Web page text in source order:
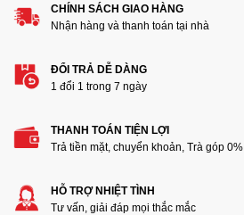
CHÍNH SÁCH GIAO HÀNG
Nhận hàng và thanh toán tại nhà
ĐỔI TRẢ DỄ DÀNG
1 đổi 1 trong 7 ngày
THANH TOÁN TIỆN LỢI
Trả tiền mặt, chuyển khoản, Trà góp 0%
HỖ TRỢ NHIỆT TÌNH
Tư vấn, giải đáp mọi thắc mắc